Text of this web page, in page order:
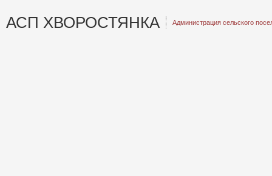
АСП ХВОРОСТЯНКА Администрация сельского